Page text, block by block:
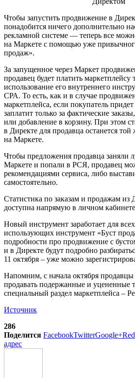
Чтобы запустить продвижение в
понадобится ничего дополнительно
рекламной системе — теперь все
на Маркете с помощью уже
продаж».
За запущенное через Маркет
продавец будет платить маркетплейсу
использование его внутреннего
СРА. То есть, как и в случае
маркетплейса, если покупатель
заплатит только за фактические
или добавление в корзину. При этом
в Директе для продавца останется
на Маркете.
Чтобы предложения продавца заняли
Маркете и попали в РСЯ, продавец
рекомендациями сервиса, либо
самостоятельно.
Статистика по заказам и продажам из
доступна напрямую в личном
Новый инструмент заработает для
использующих инструмент «Буст
подробности про продвижение с
и в Директе будут подробно
11 октября – уже можно
Напомним, с начала октября
продавать подержанные и уцененные
специальный раздел маркетплейса –
Источник
286
Поделится FacebookTwitterGoogle+
адрес